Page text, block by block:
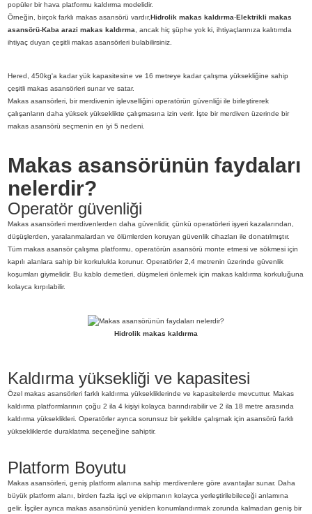
popüler bir hava platformu kaldırma modelidir.
Örneğin, birçok farklı makas asansörü vardır, Hidrolik makas kaldırma-Elektrikli makas
asansörü-Kaba arazi makas kaldırma, ancak hiç şüphe yok ki, ihtiyaçlarınıza kalıtımda
ihtiyaç duyan çeşitli makas asansörleri bulabilirsiniz.
Hered, 450kg'a kadar yük kapasitesine ve 16 metreye kadar çalışma yüksekliğine sahip
çeşitli makas asansörleri sunar ve satar.
Makas asansörleri, bir merdivenin işlevselliğini operatörün güvenliği ile birleştirerek
çalışanların daha yüksek yükseklikte çalışmasına izin verir. İşte bir merdiven üzerinde bir
makas asansörü seçmenin en iyi 5 nedeni.
Makas asansörünün faydaları
nelerdir?
Operatör güvenliği
Makas asansörleri merdivenlerden daha güvenlidir, çünkü operatörleri işyeri kazalarından,
düşüşlerden, yaralanmalardan ve ölümlerden koruyan güvenlik cihazları ile donatılmıştır.
Tüm makas asansör çalışma platformu, operatörün asansörü monte etmesi ve sökmesi için
kapılı alanlara sahip bir korkulukla korunur. Operatörler 2,4 metrenin üzerinde güvenlik
koşumları giymelidir. Bu kablo demetleri, düşmeleri önlemek için makas kaldırma korkuluğuna
kolayca kırpılabilir.
Hidrolik makas kaldırma
Kaldırma yüksekliği ve kapasitesi
Özel makas asansörleri farklı kaldırma yüksekliklerinde ve kapasitelerde mevcuttur. Makas
kaldırma platformlarının çoğu 2 ila 4 kişiyi kolayca barındırabilir ve 2 ila 18 metre arasında
kaldırma yükseklikleri. Operatörler ayrıca sorunsuz bir şekilde çalışmak için asansörü farklı
yüksekliklerde duraklatma seçeneğine sahiptir.
Platform Boyutu
Makas asansörleri, geniş platform alanına sahip merdivenlere göre avantajlar sunar. Daha
büyük platform alanı, birden fazla işçi ve ekipmanın kolayca yerleştirilebileceği anlamına
gelir. İşçiler ayrıca makas asansörünü yeniden konumlandırmak zorunda kalmadan geniş bir